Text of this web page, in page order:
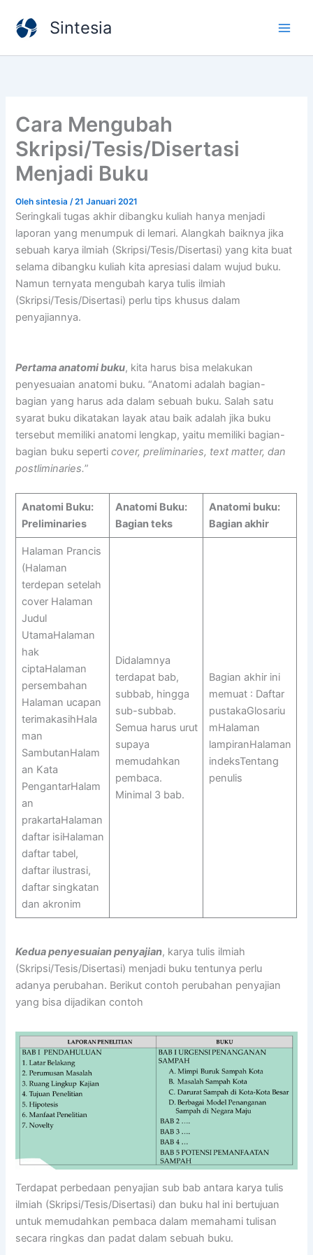
konten
Sintesia
Cara Mengubah
Skripsi/Tesis/Disertasi
Menjadi Buku
Olehsintesia/21 Januari 2021
Seringkali tugas akhir dibangku kuliah hanya menjadi
laporan yang menumpuk di lemari. Alangkah baiknya jika
sebuah karya ilmiah (Skripsi/Tesis/Disertasi) yang kita buat
selama dibangku kuliah kita apresiasi dalam wujud buku.
Namun ternyata mengubah karya tulis ilmiah
(Skripsi/Tesis/Disertasi) perlu tips khusus dalam
penyajiannya.
Pertama anatomi buku, kita harus bisa melakukan
penyesuaian anatomi buku. “Anatomi adalah bagian-
bagian yang harus ada dalam sebuah buku. Salah satu
syarat buku dikatakan layak atau baik adalah jika buku
tersebut memiliki anatomi lengkap, yaitu memiliki bagian-
bagian buku seperticover, preliminaries, text matter, dan
postliminaries.”
Anatomi Buku:
Preliminaries
Anatomi Buku:
Bagian teks
Anatomi buku:
Bagian akhir
Halaman Prancis
(Halaman
terdepan setelah
cover Halaman
Judul
UtamaHalaman
hak
ciptaHalaman
persembahan
Halaman ucapan
terimakasihHala
man
SambutanHalam
an Kata
PengantarHalam
an
prakartaHalaman
daftar isiHalaman
daftar tabel,
daftar ilustrasi,
daftar singkatan
dan akronim
Didalamnya
terdapat bab,
subbab, hingga
sub-subbab.
Semua harus urut
supaya
memudahkan
pembaca.
Minimal 3 bab.
Bagian akhir ini
memuat : Daftar
pustakaGlosariu
mHalaman
lampiranHalaman
indeksTentang
penulis
Kedua penyesuaian penyajian, karya tulis ilmiah
(Skripsi/Tesis/Disertasi) menjadi buku tentunya perlu
adanya perubahan. Berikut contoh perubahan penyajian
yang bisa dijadikan contoh
Terdapat perbedaan penyajian sub bab antara karya tulis
ilmiah (Skripsi/Tesis/Disertasi) dan buku hal ini bertujuan
untuk memudahkan pembaca dalam memahami tulisan
secara ringkas dan padat dalam sebuah buku.